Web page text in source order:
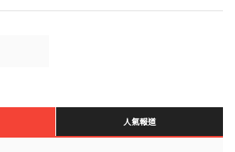
人氣報道